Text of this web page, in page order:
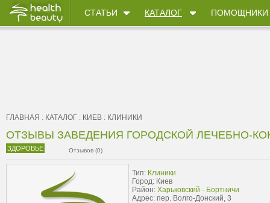
СТАТЬИ КАТАЛОГ ПОМОЩНИКИ
ГЛАВНАЯ : КАТАЛОГ : КИЕВ : КЛИНИКИ
ОТЗЫВЫ ЗАВЕДЕНИЯ ГОРОДСКОЙ ЛЕЧЕБНО-
ЗДОРОВЬЕ Отзывов (0)
Тип: Клиники
Город: Киев
Район: Харьковский - Бортничи
Адрес: пер. Волго-Донский, 3